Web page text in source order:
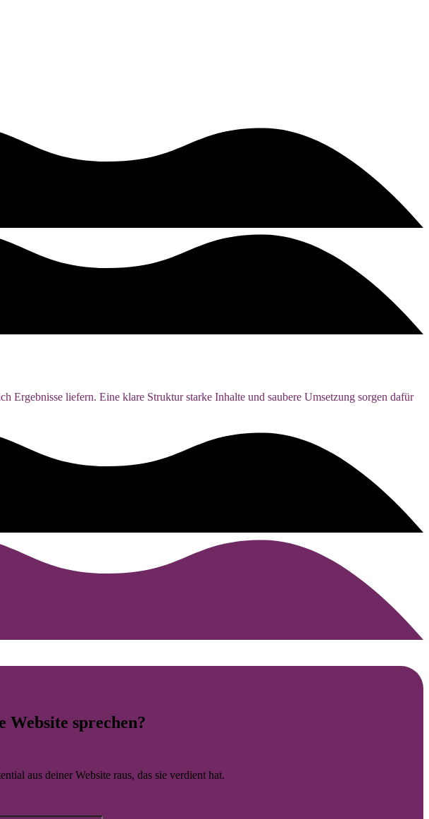
liefern. Eine klare Struktur starke Inhalte und saubere Umsetzung sorgen dafür
Website sprechen?
aus deiner Website raus, das sie verdient hat.